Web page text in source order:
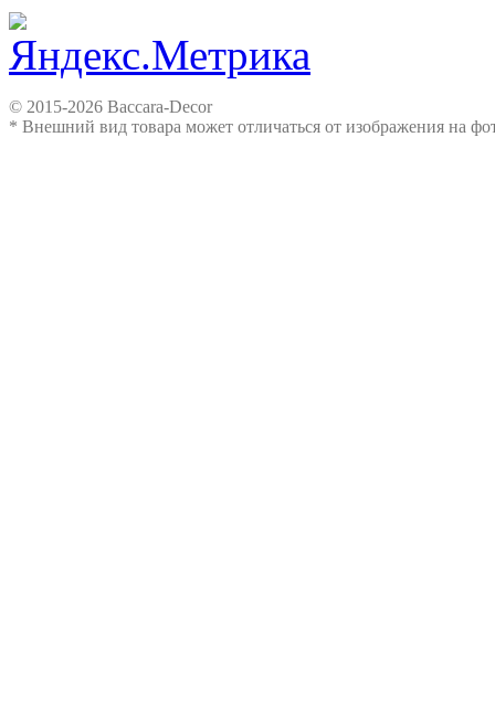
© 2015-2026 Baccara-Decor
* Внешний вид товара может отличаться от изображения на